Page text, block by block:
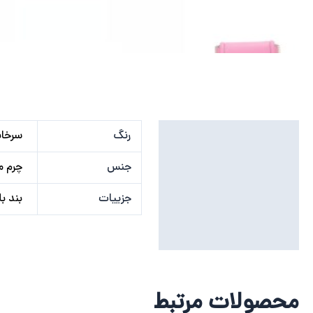
رنگ
جنس
چرم
جزییات
بند
محصولات مرتبط